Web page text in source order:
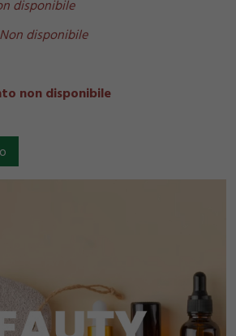
disponibile
Non disponibile
non disponibile